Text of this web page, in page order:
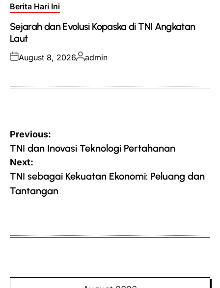
Posted
Berita Hari Ini
Sejarah dan Evolusi Kopaska di TNI Angkatan
Laut
Posted
August 8, 2026Posted
admin
Post
navigation
Previous:
TNI dan Inovasi Teknologi Pertahanan
Next:
TNI sebagai Kekuatan Ekonomi: Peluang dan
Tantangan